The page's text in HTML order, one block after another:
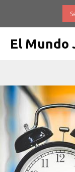
El Mundo